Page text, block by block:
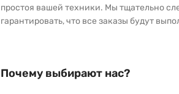
простоя вашей техники. Мы тщательно
гарантировать, что все заказы будут
Почему выбирают нас?